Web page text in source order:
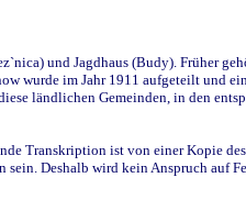
und Jagdhaus (Budy). Früher
wurde im Jahr 1911 aufgeteilt und
ländlichen Gemeinden, in den
Transkription ist von einer Kopie
Deshalb wird kein Anspruch auf